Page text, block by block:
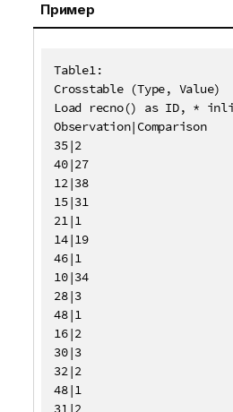
Пример
Table1:
Crosstable (Type, Value)
Load recno() as ID, *
Observation|Comparison
35|2
40|27
12|38
15|31
21|1
14|19
46|1
10|34
28|3
48|1
16|2
30|3
32|2
48|1
31|2